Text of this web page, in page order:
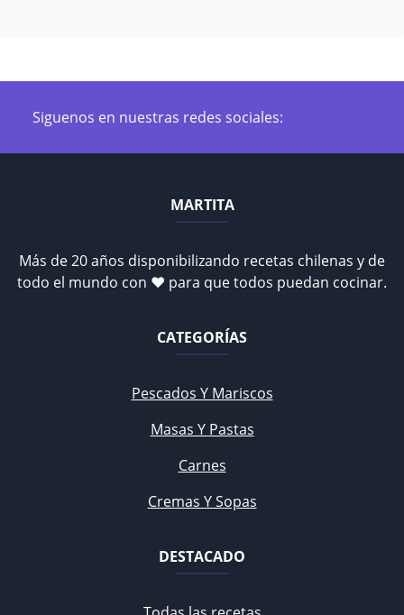
Siguenos en nuestras redes sociales:
MARTITA
Más de 20 años disponibilizando recetas chilenas y de
todo el mundo con ♥ para que todos puedan cocinar.
CATEGORÍAS
Pescados Y Mariscos
Masas Y Pastas
Carnes
Cremas Y Sopas
DESTACADO